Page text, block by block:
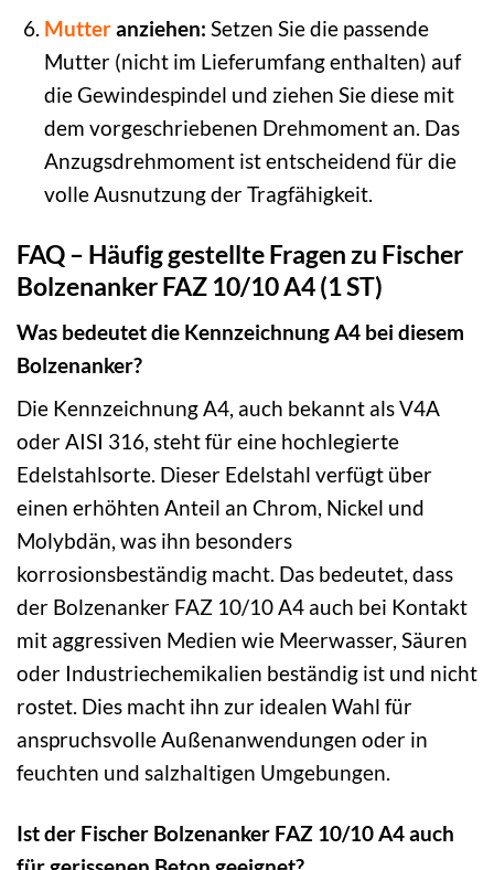
Mutteranziehen: Setzen Sie die passende
Mutter (nicht im Lieferumfang enthalten) auf
die Gewindespindel und ziehen Sie diese mit
dem vorgeschriebenen Drehmoment an. Das
Anzugsdrehmoment ist entscheidend für die
volle Ausnutzung der Tragfähigkeit.
FAQ – Häufig gestellte Fragen zu Fischer
Bolzenanker FAZ 10/10 A4 (1 ST)
Was bedeutet die Kennzeichnung A4 bei diesem
Bolzenanker?
Die Kennzeichnung A4, auch bekannt als V4A
oder AISI 316, steht für eine hochlegierte
Edelstahlsorte. Dieser Edelstahl verfügt über
einen erhöhten Anteil an Chrom, Nickel und
Molybdän, was ihn besonders
korrosionsbeständig macht. Das bedeutet, dass
der Bolzenanker FAZ 10/10 A4 auch bei Kontakt
mit aggressiven Medien wie Meerwasser, Säuren
oder Industriechemikalien beständig ist und nicht
rostet. Dies macht ihn zur idealen Wahl für
anspruchsvolle Außenanwendungen oder in
feuchten und salzhaltigen Umgebungen.
Ist der Fischer Bolzenanker FAZ 10/10 A4 auch